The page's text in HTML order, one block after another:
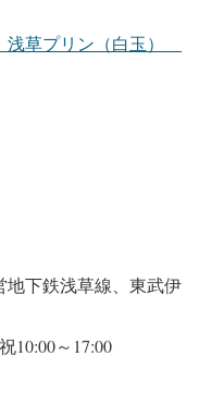
草プリン（白玉）
地下鉄浅草線、東武伊
10:00～17:00